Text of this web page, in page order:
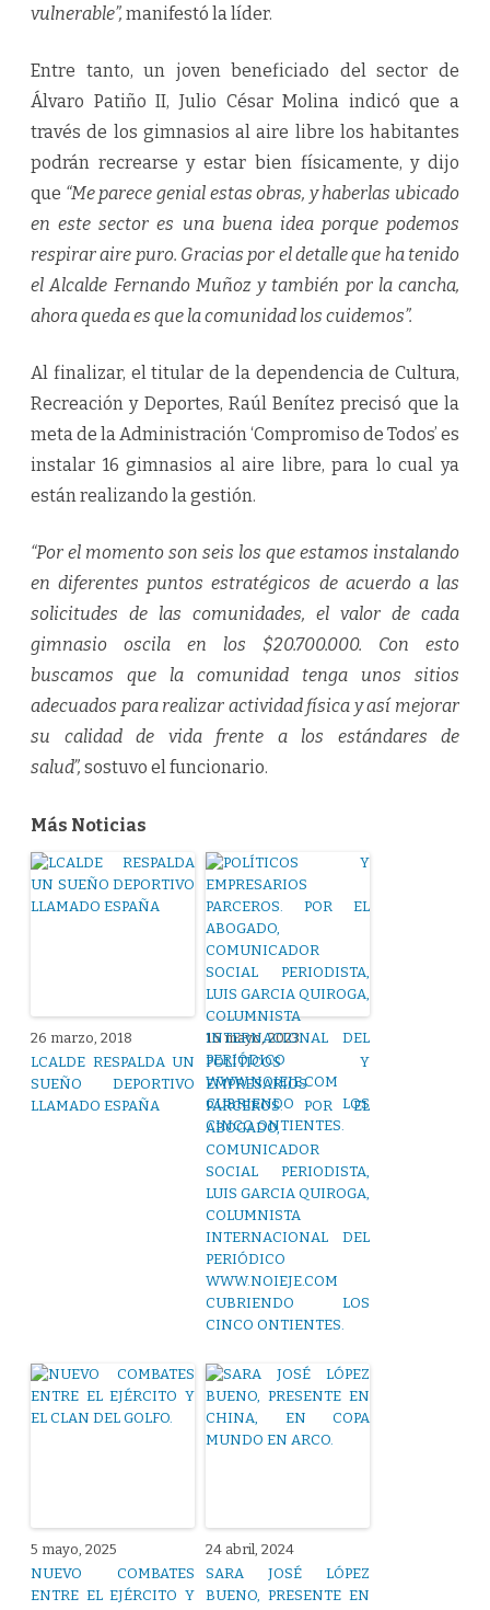
vulnerable”, manifestó la líder.
Entre tanto, un joven beneficiado del sector de
Álvaro Patiño II, Julio César Molina indicó que a
través de los gimnasios al aire libre los habitantes
podrán recrearse y estar bien físicamente, y dijo
que “Me parece genial estas obras, y haberlas ubicado
en este sector es una buena idea porque podemos
respirar aire puro. Gracias por el detalle que ha tenido
el Alcalde Fernando Muñoz y también por la cancha,
ahora queda es que la comunidad los cuidemos”.
Al finalizar, el titular de la dependencia de Cultura,
Recreación y Deportes, Raúl Benítez precisó que la
meta de la Administración ‘Compromiso de Todos’ es
instalar 16 gimnasios al aire libre, para lo cual ya
están realizando la gestión.
“Por el momento son seis los que estamos instalando
en diferentes puntos estratégicos de acuerdo a las
solicitudes de las comunidades, el valor de cada
gimnasio oscila en los $20.700.000. Con esto
buscamos que la comunidad tenga unos sitios
adecuados para realizar actividad física y así mejorar
su calidad de vida frente a los estándares de
salud”, sostuvo el funcionario.
Más Noticias
26 marzo, 2018
LCALDE RESPALDA UN
SUEÑO DEPORTIVO
LLAMADO ESPAÑA
16 mayo, 2023
POLÍTICOS Y
EMPRESARIOS
PARCEROS. POR EL
ABOGADO,
COMUNICADOR
SOCIAL PERIODISTA,
LUIS GARCIA QUIROGA,
COLUMNISTA
INTERNACIONAL DEL
PERIÓDICO
WWW.NOIEJE.COM
CUBRIENDO LOS
CINCO ONTIENTES.
5 mayo, 2025
NUEVO COMBATES
ENTRE EL EJÉRCITO Y
24 abril, 2024
SARA JOSÉ LÓPEZ
BUENO, PRESENTE EN